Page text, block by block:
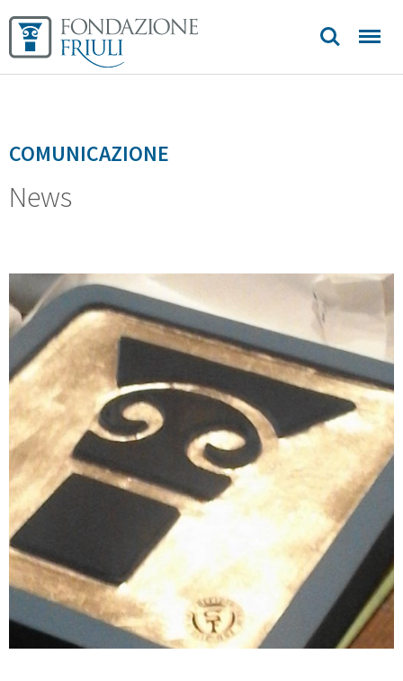
contatti
COMUNICAZIONE
News